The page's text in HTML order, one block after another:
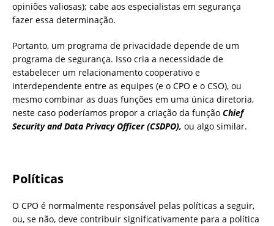
opiniões valiosas); cabe aos especialistas em segurança
fazer essa determinação.
Portanto, um programa de privacidade depende de um
programa de segurança. Isso cria a necessidade de
estabelecer um relacionamento cooperativo e
interdependente entre as equipes (e o CPO e o CSO), ou
mesmo combinar as duas funções em uma única diretoria,
neste caso poderíamos propor a criação da função Chief
Security and Data Privacy Officer (CSDPO), ou algo similar.
Políticas
O CPO é normalmente responsável pelas políticas a seguir,
ou, se não, deve contribuir significativamente para a política